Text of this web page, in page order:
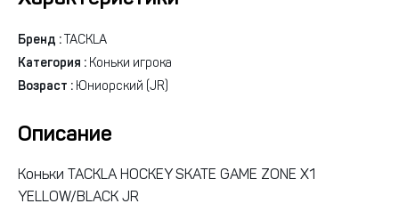
Бренд : TACKLA
Категория : Коньки игрока
Возраст : Юниорский (JR)
Описание
Коньки TACKLA HOCKEY SKATE GAME ZONE X1
YELLOW/BLACK JR